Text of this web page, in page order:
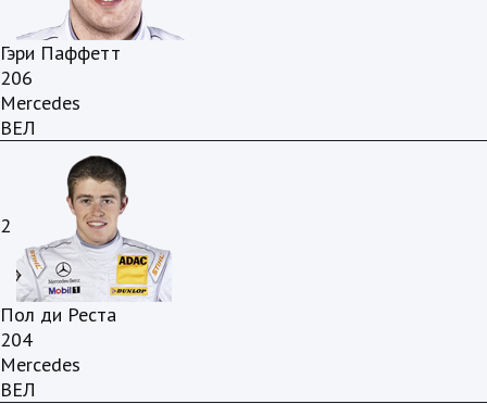
Гэри Паффетт
206
Mercedes
ВЕЛ
2
Пол ди Реста
204
Mercedes
ВЕЛ